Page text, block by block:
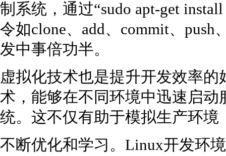
制系统，通过“sudo apt-get
令如clone、add、commit、
发中事倍功半。
虚拟化技术也是提升开发效率
术，能够在不同环境中迅速启
统。这不仅有助于模拟生产环
不断优化和学习。Linux开发环